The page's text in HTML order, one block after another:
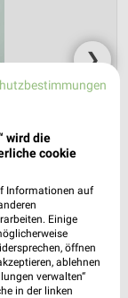
❯
ab
wird die
cookie
Informationen auf
Einige
öffnen
ablehnen
verwalten“
in der linken